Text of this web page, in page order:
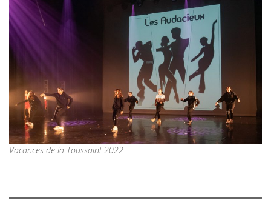
Vacances de la Toussaint 2022